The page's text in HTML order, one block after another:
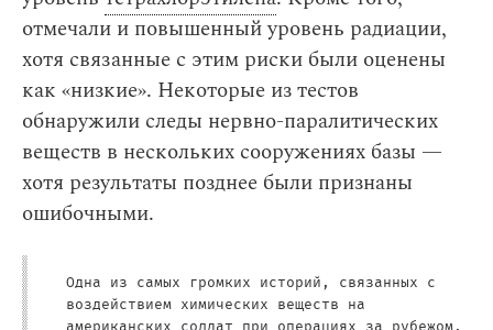
отмечали и повышенный уровень радиации,
хотя связанные с этим риски были оценены
как «низкие». Некоторые из тестов
обнаружили следы нервно-паралитических
веществ в нескольких сооружениях базы —
хотя результаты позднее были признаны
ошибочными.
Одна из самых громких историй, связанных с
воздействием химических веществ на